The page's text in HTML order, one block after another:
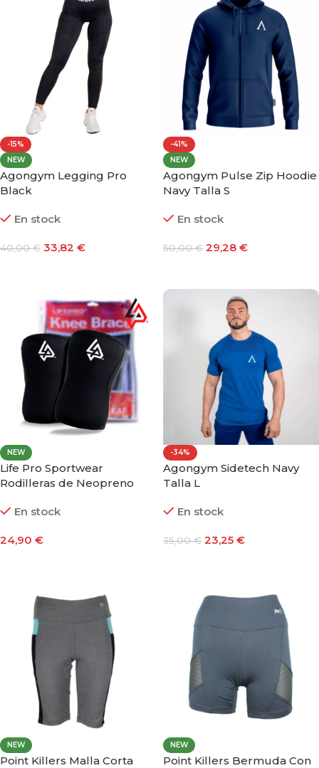
-15%
NEW
Agongym Legging Pro
Black
En stock
40,00€ 33,82 €
-41%
NEW
Agongym Pulse Zip Hoodie
Navy Talla S
En stock
50,00€ 29,28 €
NEW
Life Pro Sportwear
Rodilleras de Neopreno
En stock
24,90 €
-34%
Agongym Sidetech Navy
Talla L
En stock
35,00€ 23,25 €
NEW
Point Killers Malla Corta
NEW
Point Killers Bermuda Con